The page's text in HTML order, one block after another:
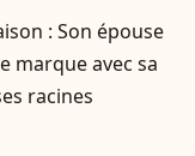
: Son épouse
marque avec sa
racines